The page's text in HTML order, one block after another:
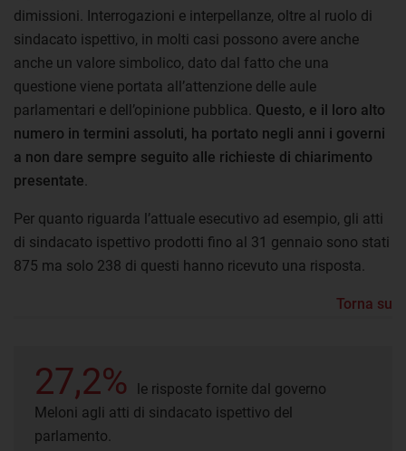
dimissioni. Interrogazioni e interpellanze, oltre al ruolo di
sindacato ispettivo, in molti casi possono avere anche
anche un valore simbolico, dato dal fatto che una
questione viene portata all’attenzione delle aule
parlamentari e dell’opinione pubblica. Questo, e il loro alto
numero in termini assoluti, ha portato negli anni i governi
a non dare sempre seguito alle richieste di chiarimento
presentate
Per quanto riguarda l’attuale esecutivo ad esempio, gli atti
di sindacato ispettivo prodotti fino al 31 gennaio sono stati
875 ma solo 238 di questi hanno ricevuto una risposta.
Torna su
27,2%
le risposte fornite dal governo
Meloni agli atti di sindacato ispettivo del
parlamento.